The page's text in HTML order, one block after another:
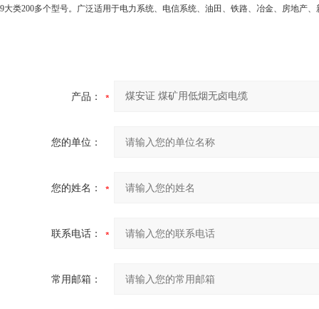
9大类200多个型号。广泛适用于电力系统、电信系统、油田、铁路、冶金、房地产
产品：
您的单位：
您的姓名：
联系电话：
常用邮箱：